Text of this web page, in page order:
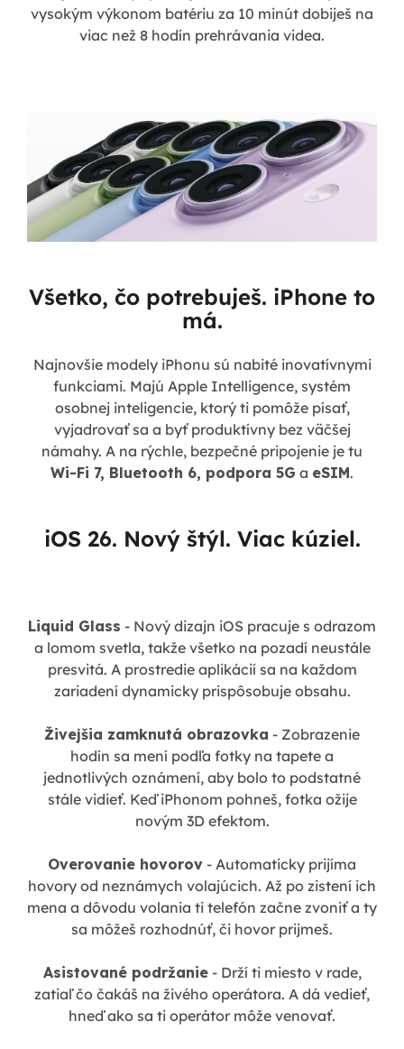
vysokým výkonom batériu za 10 minút dobiješ na
viac než 8 hodín prehrávania videa.
Všetko, čo potrebuješ. iPhone to
má.
Najnovšie modely iPhonu sú nabité inovatívnymi
funkciami. Majú Apple Intelligence, systém
osobnej inteligencie, ktorý ti pomôže písať,
vyjadrovať sa a byť produktívny bez väčšej
námahy. A na rýchle, bezpečné pripojenie je tu
Wi-Fi 7, Bluetooth 6, podpora 5G a eSIM.
iOS 26. Nový štýl. Viac kúziel.
Liquid Glass - Nový dizajn iOS pracuje s odrazom
a lomom svetla, takže všetko na pozadí neustále
presvitá. A prostredie aplikácií sa na každom
zariadení dynamicky prispôsobuje obsahu.
Živejšia zamknutá obrazovka - Zobrazenie
hodín sa mení podľa fotky na tapete a
jednotlivých oznámení, aby bolo to podstatné
stále vidieť. Keď iPhonom pohneš, fotka ožije
novým 3D efektom.
Overovanie hovorov - Automaticky prijíma
hovory od neznámych volajúcich. Až po zistení ich
mena a dôvodu volania ti telefón začne zvoniť a ty
sa môžeš rozhodnúť, či hovor prijmeš.
Asistované podržanie- Drží ti miesto v rade,
zatiaľ čo čakáš na živého operátora. A dá vedieť,
hneď ako sa ti operátor môže venovať.